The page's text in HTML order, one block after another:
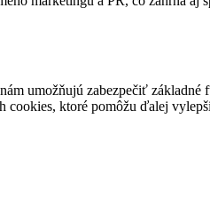
umožňujú zabezpečiť
ktoré pomôžu ďalej